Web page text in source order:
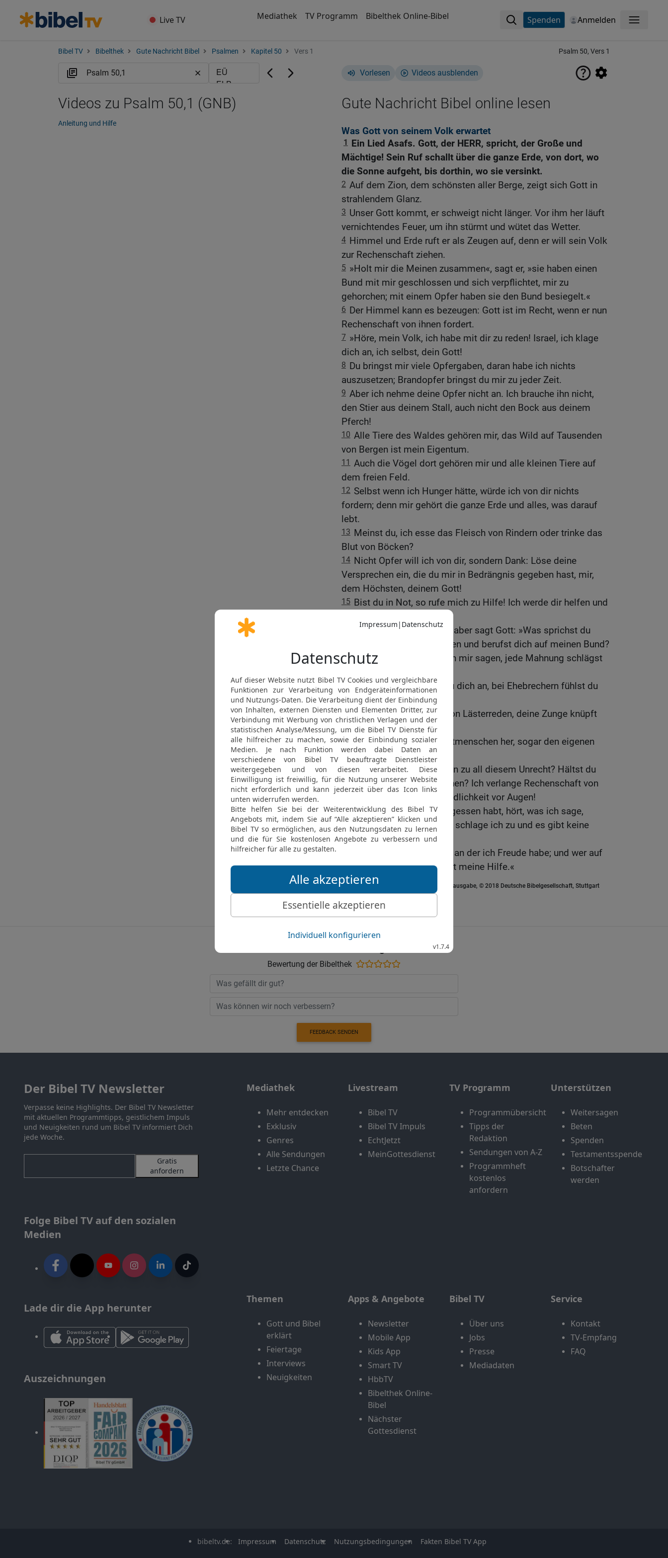
Live TV Mediathek TV Programm Bibelthek Online-Bibel Spenden Anmelden Menü
Bibel TV Bibelthek Gute Nachricht Bibel Psalmen Kapitel 50 Vers 1 Psalm 50, Vers 1
Vorlesen Videos ausblenden
Gute Nachricht Bibel online lesen
Was Gott von seinem Volk erwartet
1
Ein Lied Asafs. Gott, der HERR, spricht, der Große und
Mächtige! Sein Ruf schallt über die ganze Erde, von dort, wo
die Sonne aufgeht, bis dorthin, wo sie versinkt.
2 Auf dem Zion, dem schönsten aller Berge, zeigt sich Gott in
strahlendem Glanz.
3 Unser Gott kommt, er schweigt nicht länger. Vor ihm her läuft
vernichtendes Feuer, um ihn stürmt und wütet das Wetter.
4 Himmel und Erde ruft er als Zeugen auf, denn er will sein Volk
zur Rechenschaft ziehen.
5 »Holt mir die Meinen zusammen«, sagt er, »sie haben einen
Bund mit mir geschlossen und sich verpflichtet, mir zu
gehorchen; mit einem Opfer haben sie den Bund besiegelt.«
6 Der Himmel kann es bezeugen: Gott ist im Recht, wenn er nun
Rechenschaft von ihnen fordert.
7 »Höre, mein Volk, ich habe mit dir zu reden! Israel, ich klage
dich an, ich selbst, dein Gott!
8 Du bringst mir viele Opfergaben, daran habe ich nichts
auszusetzen; Brandopfer bringst du mir zu jeder Zeit.
9 Aber ich nehme deine Opfer nicht an. Ich brauche ihn nicht,
den Stier aus deinem Stall, auch nicht den Bock aus deinem
Pferch!
10 Alle Tiere des Waldes gehören mir, das Wild auf Tausenden
von Bergen ist mein Eigentum.
11 Auch die Vögel dort gehören mir und alle kleinen Tiere auf
dem freien Feld.
12 Selbst wenn ich Hunger hätte, würde ich von dir nichts
fordern; denn mir gehört die ganze Erde und alles, was darauf
lebt.
13 Meinst du, ich esse das Fleisch von Rindern oder trinke das
Blut von Böcken?
14 Nicht Opfer will ich von dir, sondern Dank: Löse deine
Versprechen ein, die du mir in Bedrängnis gegeben hast, mir,
dem Höchsten, deinem Gott!
15 Bist du in Not, so rufe mich zu Hilfe! Ich werde dir helfen und
Zu dem Ungehorsamen aber sagt Gott: »Was sprichst du
ständig von meinen Geboten und berufst dich auf meinen Bund?
17 Du lässt dir ja nichts von mir sagen, jede Mahnung schlägst
18 Mit Dieben freundest du dich an, bei Ehebrechern fühlst du
dich zu Hause,
19 dein Mund fließt über von Lästerreden, deine Zunge knüpft
lauter Lügengewebe.
20 Du ziehst über deine Mitmenschen her, sogar den eigenen
Bruder verleumdest du.
21 Und ich sollte schweigen zu all diesem Unrecht? Hältst du
mich etwa für deinesgleichen? Ich verlange Rechenschaft von
dir, ich halte dir jede Schändlichkeit vor Augen!
22 Ihr alle, die ihr mich vergessen habt, hört, was ich sage,
nehmt es zu Herzen! Sonst schlage ich zu und es gibt keine
Rettung.
Dank ist die Opfergabe, an der ich Freude habe; und wer auf
meinen Wegen geht, erfährt meine Hilfe.«
Gute Nachricht Bibel, durchgesehene Neuausgabe, © 2018 Deutsche Bibelgesellschaft, Stuttgart
Videos zu Psalm 50,1 (GNB)
Anleitung und Hilfe
Bewertung der Bibelthek
FEEDBACK SENDEN
Der Bibel TV Newsletter
Verpasse keine Highlights. Der Bibel TV Newsletter
mit aktuellen Programmtipps, geistlichem Impuls
und Neuigkeiten rund um Bibel TV informiert Dich
jede Woche.
Gratis
anfordern
Folge Bibel TV auf den sozialen
Medien
Lade dir die App herunter
Auszeichnungen
Mediathek
Mehr entdecken
Exklusiv
Genres
Alle Sendungen
Letzte Chance
Livestream
Bibel TV
Bibel TV Impuls
EchtJetzt
MeinGottesdienst
TV Programm
Programmübersicht
Tipps der
Redaktion
Sendungen von A-Z
Programmheft
kostenlos
anfordern
Unterstützen
Weitersagen
Beten
Spenden
Testamentsspende
Botschafter
werden
Themen
Gott und Bibel
erklärt
Feiertage
Interviews
Neuigkeiten
Apps & Angebote
Newsletter
Mobile App
Kids App
Smart TV
HbbTV
Bibelthek Online-
Bibel
Nächster
Gottesdienst
Bibel TV
Über uns
Jobs
Presse
Mediadaten
Service
Kontakt
TV-Empfang
FAQ
bibeltv.de: Impressum Datenschutz Nutzungsbedingungen Fakten Bibel TV App